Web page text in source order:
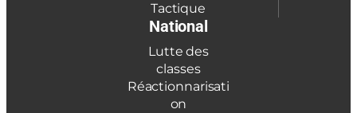
Tactique
National
Lutte des
classes
Réactionnarisati
on